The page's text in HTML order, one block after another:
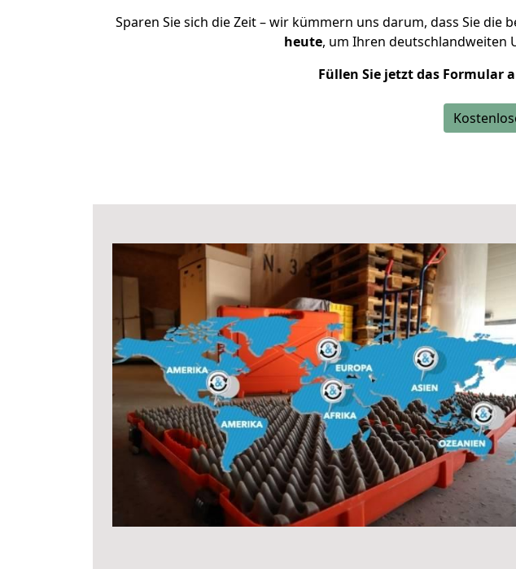
Sparen Sie sich die Zeit – wir kümmern uns darum, dass Sie die
heute, um Ihren deutschlandweiten
Füllen Sie jetzt das Formular